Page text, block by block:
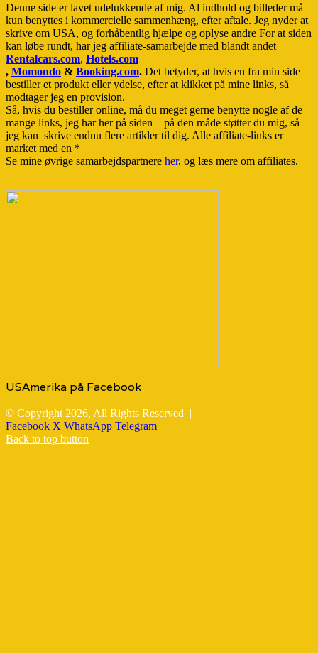
Denne side er lavet udelukkende af mig. Al indhold og billeder må
kun benyttes i kommercielle sammenhæng, efter aftale. Jeg nyder at
skrive om USA, og forhåbentlig hjælpe og oplyse andre For at siden
kan løbe rundt, har jeg affiliate-samarbejde med blandt andet
Rentalcars.com, Hotels.com
, Momondo & Booking.com. Det betyder, at hvis en fra min side
bestiller et produkt eller ydelse, efter at klikket på mine links, så
modtager jeg en provision.
Så, hvis du bestiller online, må du meget gerne benytte nogle af de
mange links, jeg har her på siden – på den måde støtter du mig, så
jeg kan skrive endnu flere artikler til dig. Alle affiliate-links er
market med en *
Se mine øvrige samarbejdspartnere her, og læs mere om affiliates.
USAmerika på Facebook
© Copyright 2026, All Rights Reserved |
Facebook X WhatsApp Telegram
Back to top button